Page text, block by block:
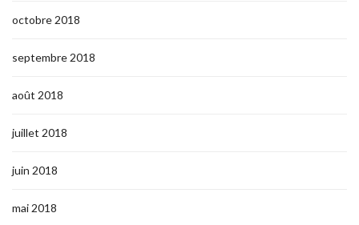
octobre 2018
septembre 2018
août 2018
juillet 2018
juin 2018
mai 2018